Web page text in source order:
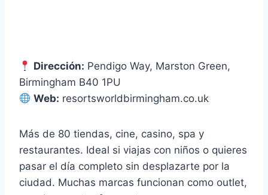
Dirección: Pendigo Way, Marston Green,
Birmingham B40 1PU
Web: resortsworldbirmingham.co.uk
Más de 80 tiendas, cine, casino, spa y
restaurantes. Ideal si viajas con niños o quieres
pasar el día completo sin desplazarte por la
ciudad. Muchas marcas funcionan como outlet,